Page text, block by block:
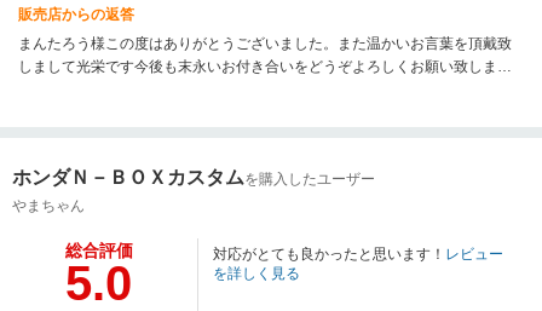
販売店からの返答
まんたろう様この度はありがとうございました。また温かいお言葉を頂戴致
しまして光栄です今後も末永いお付き合いをどうぞよろしくお願い致しま
ホンダＮ－ＢＯＸカスタムを購入したユーザー
やまちゃん
総合評価
5.0
対応がとても良かったと思います！ レビュー
を詳しく見る